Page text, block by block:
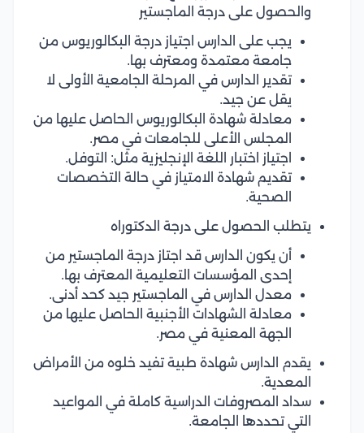
والحصول على درجة الماجستير
يجب على الدارس اجتياز درجة البكالوريوس من
جامعة معتمدة ومعترف بها.
تقدير الدارس في المرحلة الجامعية الأولى لا
يقل عن جيد.
معادلة شهادة البكالوريوس الحاصل عليها من
المجلس الأعلى للجامعات في مصر.
اجتياز اختبار اللغة الإنجليزية مثل: التوفل.
تقديم شهادة الامتياز في حالة التخصصات
الصحية.
يتطلب الحصول على درجة الدكتوراه
أن يكون الدارس قد اجتاز درجة الماجستير من
إحدى المؤسسات التعليمية المعترف بها.
معدل الدارس في الماجستير جيد كحد أدنى.
معادلة الشهادات الأجنبية الحاصل عليها من
الجهة المعنية في مصر.
يقدم الدارس شهادة طبية تفيد خلوه من الأمراض
المعدية.
سداد المصروفات الدراسية كاملة في المواعيد
التي تحددها الجامعة.